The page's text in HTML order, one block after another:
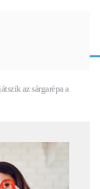
az sárgarépa a